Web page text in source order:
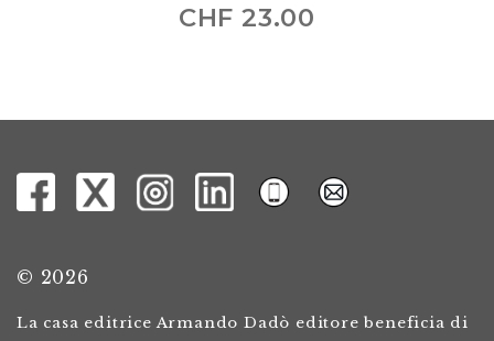
CHF 23.00
© 2026
La casa editrice Armando Dadò editore beneficia di